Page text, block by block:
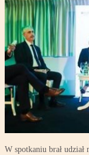
W spotkaniu brał